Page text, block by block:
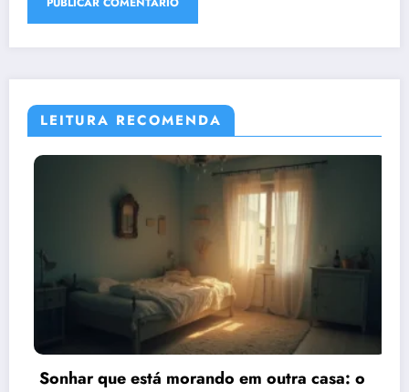
LEITURA RECOMENDA
outra casa: o
Sonhar que está viajando